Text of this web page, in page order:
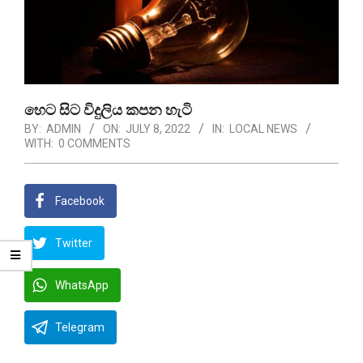
හෙට සිට විදුලිය කපන හැටි
BY: ADMIN ON: JULY 8, 2022 IN:
LOCAL NEWS
WITH: 0 COMMENTS
Facebook
Twitter
WhatsApp
Telegram